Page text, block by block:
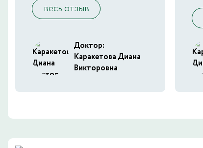
весь отзыв
Доктор:
Каракетова Диана
Викторовна